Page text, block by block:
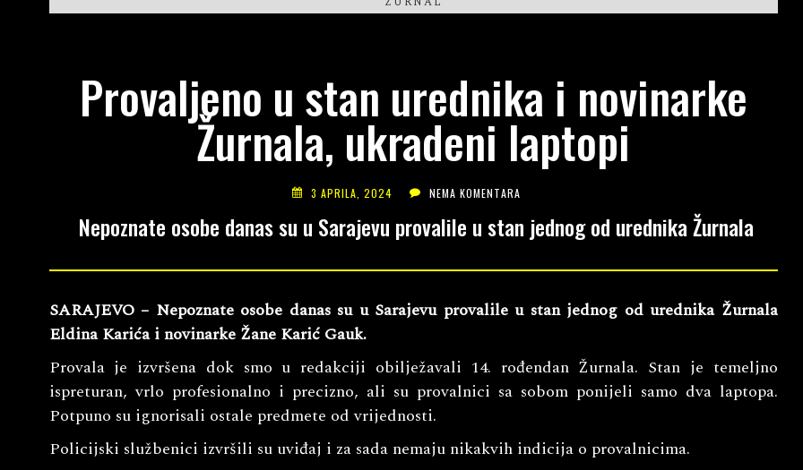
Provaljeno u stan urednika i novinarke
Žurnala, ukradeni laptopi
3 APRILA, 2024 NEMA KOMENTARA
Nepoznate osobe danas su u Sarajevu provalile u stan jednog od urednika Žurnala
SARAJEVO – Nepoznate osobe danas su u Sarajevu provalile u stan jednog od urednika Žurnala
Eldina Karića i novinarke Žane Karić Gauk.
Provala je izvršena dok smo u redakciji obilježavali 14. rođendan Žurnala. Stan je temeljno
ispreturan, vrlo profesionalno i precizno, ali su provalnici sa sobom ponijeli samo dva laptopa.
Potpuno su ignorisali ostale predmete od vrijednosti.
Policijski službenici izvršili su uviđaj i za sada nemaju nikakvih indicija o provalnicima.